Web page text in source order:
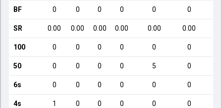
BF 0 0 0 0 0 0
SR 0.00 0.00 0.00 0.00 0.00 0.00
100 0 0 0 0 0 0
50 0 0 0 0 5 0
6s 0 0 0 0 0 0
4s 1 0 0 0 0 0